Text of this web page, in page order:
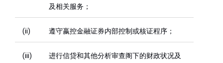
及相关服务；
(ii) 遵守嬴控金融证券内部控制或核证程序；
(iii)
进行信贷和其他分析审查阁下的财政状况及